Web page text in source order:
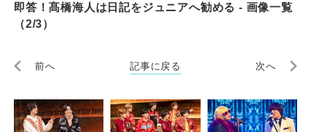
即答！髙橋海人は日記をジュニアへ勧める - 画像一覧
（2/3）
前へ 記事に戻る 次へ